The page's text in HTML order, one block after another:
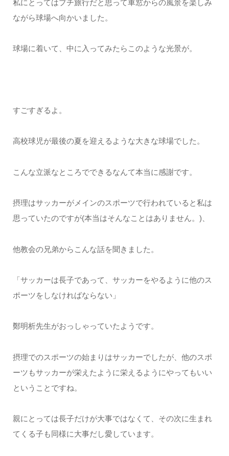
私にとってはプチ旅行だと思って車窓からの風景を楽しみ
ながら球場へ向かいました。
球場に着いて、中に入ってみたらこのような光景が。
すごすぎるよ。
高校球児が最後の夏を迎えるような大きな球場でした。
こんな立派なところでできるなんて本当に感謝です。
摂理はサッカーがメインのスポーツで行われていると私は
思っていたのですが(本当はそんなことはありません。)、
他教会の兄弟からこんな話を聞きました。
「サッカーは長子であって、サッカーをやるように他のス
ポーツをしなければならない」
鄭明析先生がおっしゃっていたようです。
摂理でのスポーツの始まりはサッカーでしたが、他のスポ
ーツもサッカーが栄えたように栄えるようにやってもいい
ということですね。
親にとっては長子だけが大事ではなくて、その次に生まれ
てくる子も同様に大事だし愛しています。